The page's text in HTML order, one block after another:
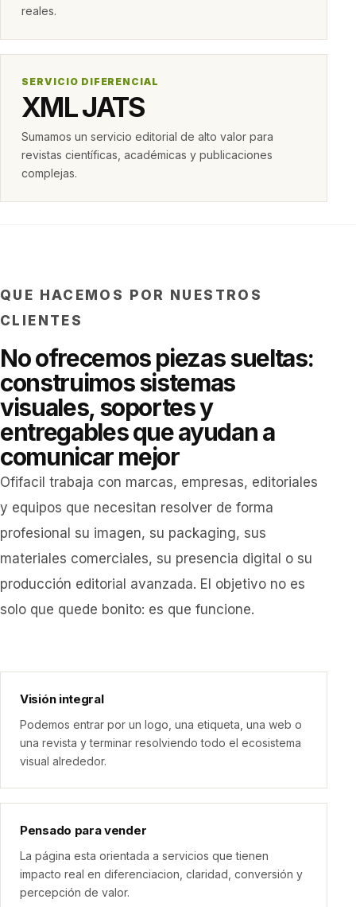
reales.
SERVICIO DIFERENCIAL
XML JATS
Sumamos un servicio editorial de alto valor para
revistas científicas, académicas y publicaciones
complejas.
QUE HACEMOS POR NUESTROS
CLIENTES
No ofrecemos piezas sueltas:
construimos sistemas
visuales, soportes y
entregables que ayudan a
comunicar mejor
Ofifacil trabaja con marcas, empresas, editoriales
y equipos que necesitan resolver de forma
profesional su imagen, su packaging, sus
materiales comerciales, su presencia digital o su
producción editorial avanzada. El objetivo no es
solo que quede bonito: es que funcione.
Visión integral
Podemos entrar por un logo, una etiqueta, una web o
una revista y terminar resolviendo todo el ecosistema
visual alrededor.
Pensado para vender
La página esta orientada a servicios que tienen
impacto real en diferenciacion, claridad, conversión y
percepción de valor.